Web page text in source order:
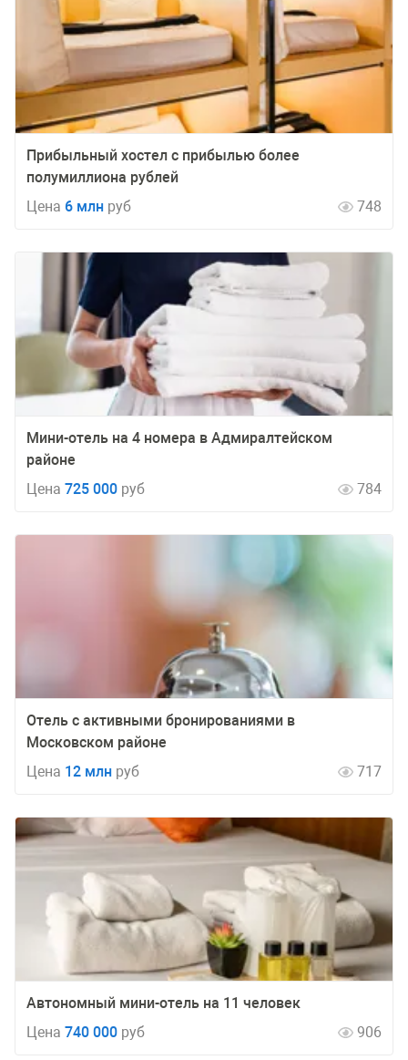
Прибыльный хостел с прибылью более
полумиллиона рублей
Цена 6 млн руб 748
Мини-отель на 4 номера в Адмиралтейском
районе
Цена 725 000 руб 784
Отель с активными бронированиями в
Московском районе
Цена 12 млн руб 717
Автономный мини-отель на 11 человек
Цена 740 000 руб 906